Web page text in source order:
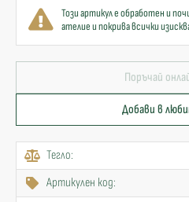
Този артикул е обработен и
ателие и покрива всички
Поръчай
Добави в
Тегло:
Артикулен код: